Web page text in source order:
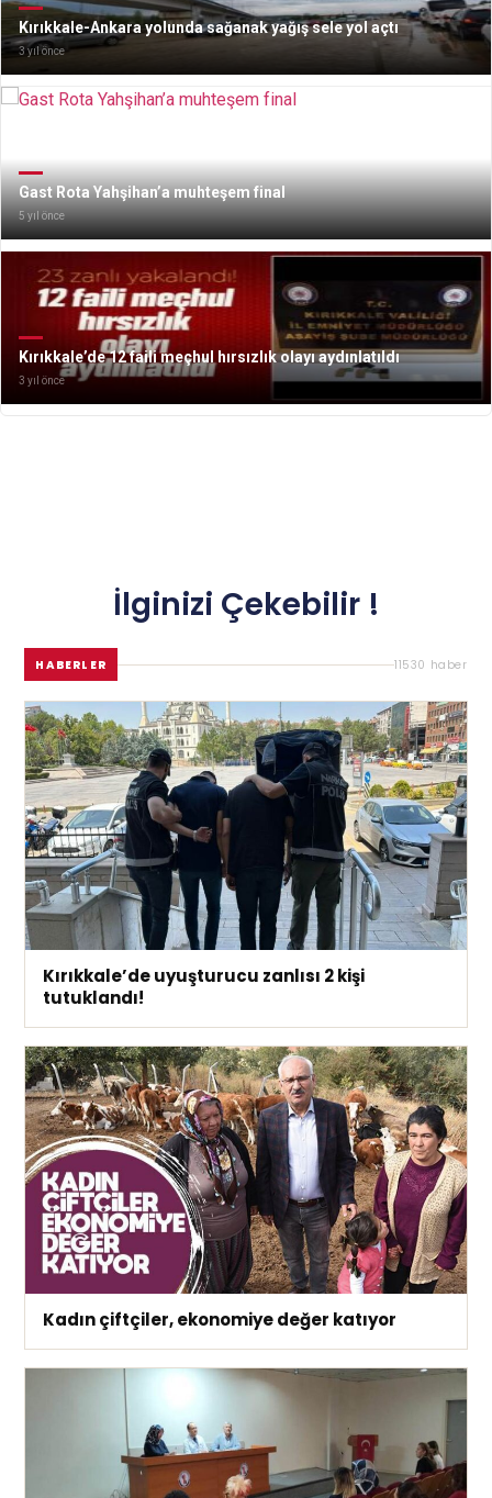
Kırıkkale-Ankara yolunda sağanak yağış sele yol açtı
3 yıl önce
Gast Rota Yahşihan’a muhteşem final
5 yıl önce
Kırıkkale’de 12 faili meçhul hırsızlık olayı aydınlatıldı
3 yıl önce
İlginizi Çekebilir !
HABERLER 11530 haber
Kırıkkale’de uyuşturucu zanlısı 2 kişi
tutuklandı!
Kadın çiftçiler, ekonomiye değer katıyor